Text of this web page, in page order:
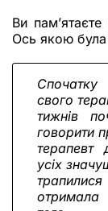
Ви
Ось якою була
свого
тижнів
говорити
терапевт
усіх